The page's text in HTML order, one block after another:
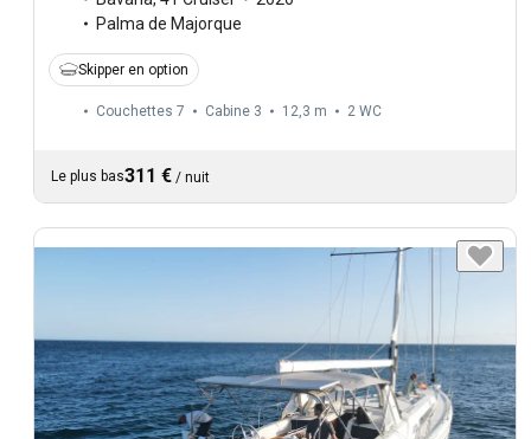
Palma de Majorque
Skipper en option
Couchettes 7 Cabine 3 12,3 m 2 WC
Le plus bas311 € / nuit